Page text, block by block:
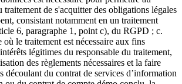
traitement de s'acquitter des obligations légales
consistant notamment en un traitement
6, paragraphe 1, point c), du RGPD ; c.
où le traitement est nécessaire aux fins
légitimes du responsable du traitement,
des règlements nécessaires et la faire
découlant du contrat de services d’information